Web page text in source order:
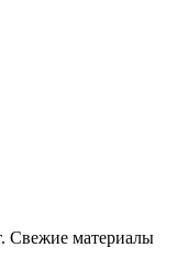
Свежие материалы